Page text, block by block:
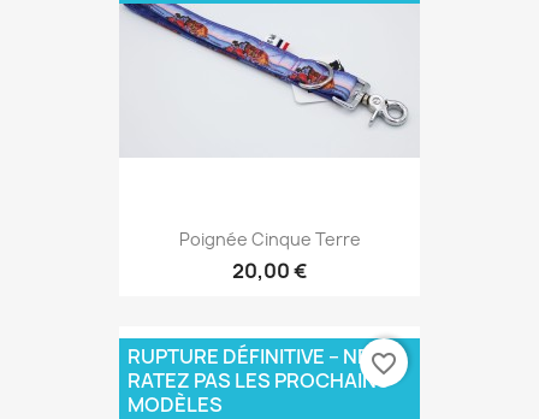
Poignée Cinque Terre
20,00 €
RUPTURE DÉFINITIVE – NE
RATEZ PAS LES PROCHAINS
MODÈLES
favorite_border